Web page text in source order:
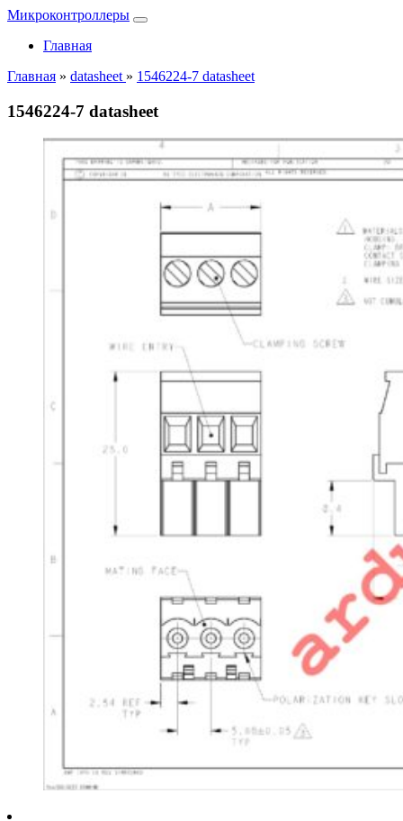
Микроконтроллеры
Главная
Главная » datasheet » 1546224-7 datasheet
1546224-7 datasheet